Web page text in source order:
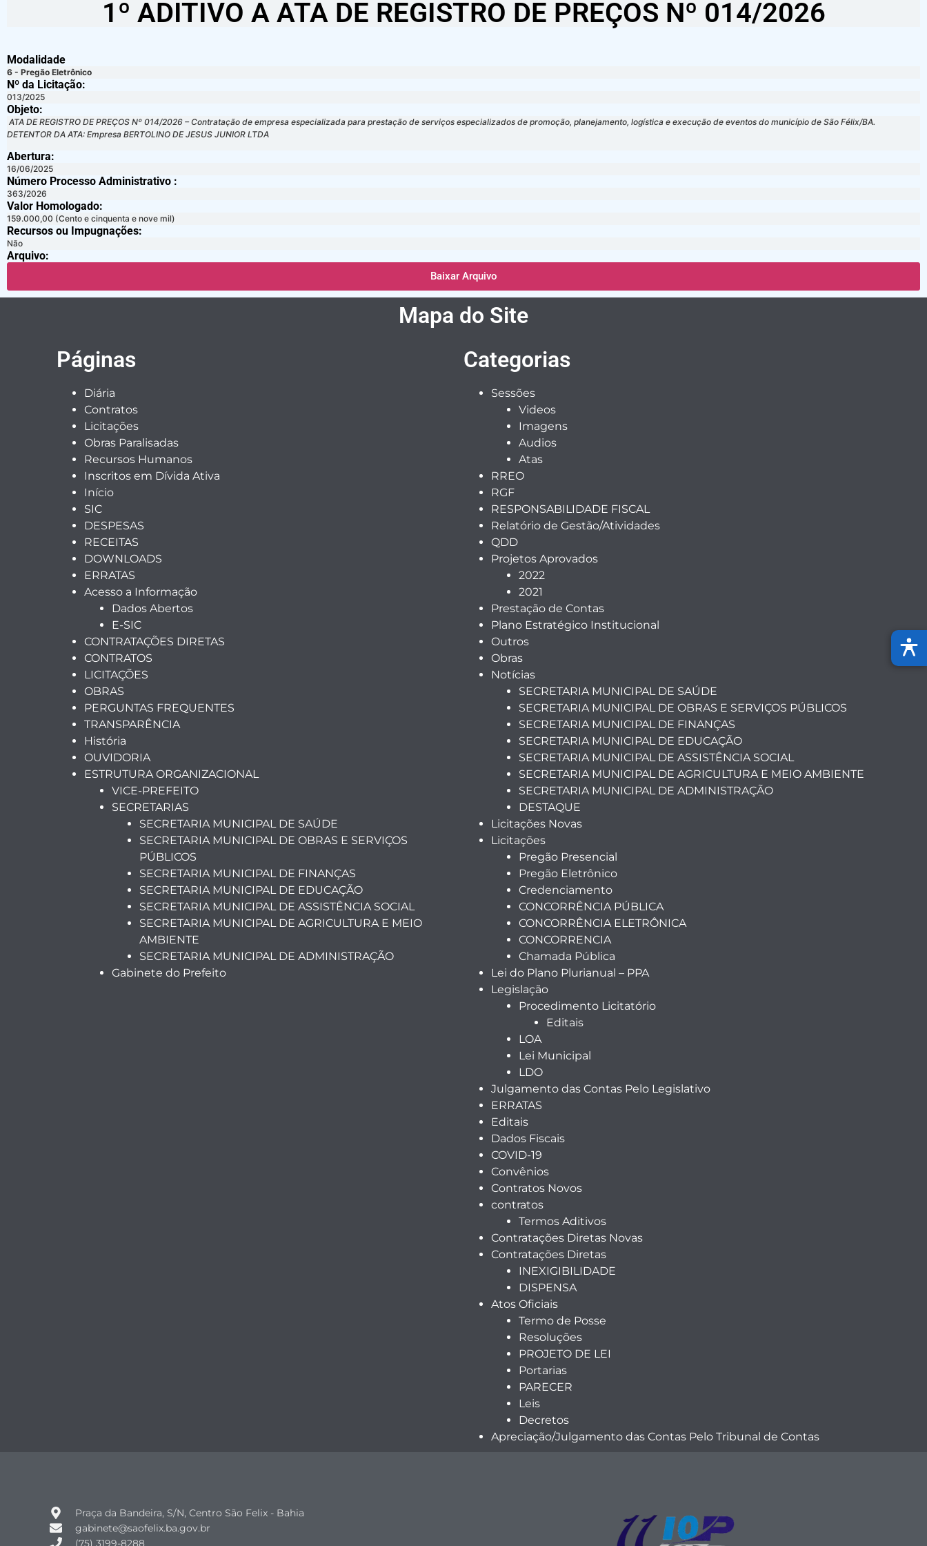
1º ADITIVO A ATA DE REGISTRO DE PREÇOS Nº 014/2026
Modalidade
6 - Pregão Eletrônico
Nº da Licitação: ​​
013/2025
Objeto:
ATA DE REGISTRO DE PREÇOS Nº 014/2026 – Contratação de empresa especializada para prestação de serviços especializados de promoção, planejamento, logística e execução de eventos do município de São Félix/BA.
DETENTOR DA ATA: Empresa BERTOLINO DE JESUS JUNIOR LTDA
Abertura:
16/06/2025
Número Processo Administrativo :
363/2026
Valor Homologado: ​
159.000,00 (Cento e cinquenta e nove mil)
Recursos ou Impugnações: ​
Não
Arquivo:
Baixar Arquivo
Mapa do Site
Páginas
Diária
Contratos
Licitações
Obras Paralisadas
Recursos Humanos
Inscritos em Dívida Ativa
Início
SIC
DESPESAS
RECEITAS
DOWNLOADS
ERRATAS
Acesso a Informação
Dados Abertos
E-SIC
CONTRATAÇÕES DIRETAS
CONTRATOS
LICITAÇÕES
OBRAS
PERGUNTAS FREQUENTES
TRANSPARÊNCIA
História
OUVIDORIA
ESTRUTURA ORGANIZACIONAL
VICE-PREFEITO
SECRETARIAS
SECRETARIA MUNICIPAL DE SAÚDE
SECRETARIA MUNICIPAL DE OBRAS E SERVIÇOS
PÚBLICOS
SECRETARIA MUNICIPAL DE FINANÇAS
SECRETARIA MUNICIPAL DE EDUCAÇÃO
SECRETARIA MUNICIPAL DE ASSISTÊNCIA SOCIAL
SECRETARIA MUNICIPAL DE AGRICULTURA E MEIO
AMBIENTE
SECRETARIA MUNICIPAL DE ADMINISTRAÇÃO
Gabinete do Prefeito
Categorias
Sessões
Videos
Imagens
Audios
Atas
RREO
RGF
RESPONSABILIDADE FISCAL
Relatório de Gestão/Atividades
QDD
Projetos Aprovados
2022
2021
Prestação de Contas
Plano Estratégico Institucional
Outros
Obras
Notícias
SECRETARIA MUNICIPAL DE SAÚDE
SECRETARIA MUNICIPAL DE OBRAS E SERVIÇOS PÚBLICOS
SECRETARIA MUNICIPAL DE FINANÇAS
SECRETARIA MUNICIPAL DE EDUCAÇÃO
SECRETARIA MUNICIPAL DE ASSISTÊNCIA SOCIAL
SECRETARIA MUNICIPAL DE AGRICULTURA E MEIO AMBIENTE
SECRETARIA MUNICIPAL DE ADMINISTRAÇÃO
DESTAQUE
Licitações Novas
Licitações
Pregão Presencial
Pregão Eletrônico
Credenciamento
CONCORRÊNCIA PÚBLICA
CONCORRÊNCIA ELETRÔNICA
CONCORRENCIA
Chamada Pública
Lei do Plano Plurianual – PPA
Legislação
Procedimento Licitatório
Editais
LOA
Lei Municipal
LDO
Julgamento das Contas Pelo Legislativo
ERRATAS
Editais
Dados Fiscais
COVID-19
Convênios
Contratos Novos
contratos
Termos Aditivos
Contratações Diretas Novas
Contratações Diretas
INEXIGIBILIDADE
DISPENSA
Atos Oficiais
Termo de Posse
Resoluções
PROJETO DE LEI
Portarias
PARECER
Leis
Decretos
Apreciação/Julgamento das Contas Pelo Tribunal de Contas
Praça da Bandeira, S/N, Centro São Felix - Bahia
gabinete@saofelix.ba.gov.br
(75) 3199-8288